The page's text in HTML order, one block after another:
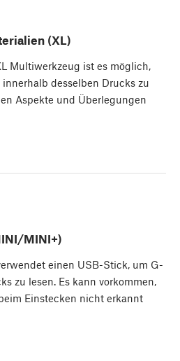
(XL)
Multiwerkzeug ist es möglich,
desselben Drucks zu
Aspekte und Überlegungen
MINI+)
einen USB-Stick, um G-
zu lesen. Es kann vorkommen,
Einstecken nicht erkannt